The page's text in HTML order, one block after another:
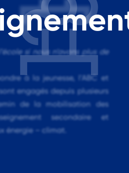
si nous n’avons plus de
à la jeunesse, l’ABC et
engagés depuis plusieurs
de la mobilisation des
secondaire et
énergie – climat.